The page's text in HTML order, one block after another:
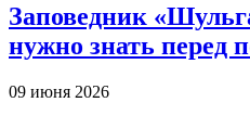
Заповедник
нужно знать перед
09 июня 2026